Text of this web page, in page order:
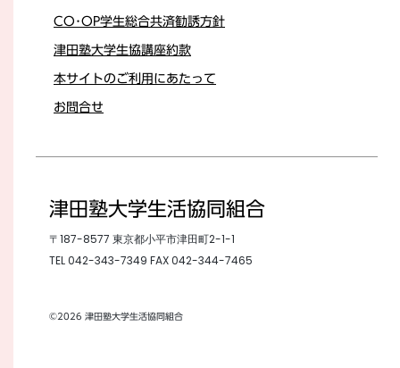
CO･OP学生総合共済勧誘方針
津田塾大学生協講座約款
本サイトのご利用にあたって
お問合せ
津田塾大学生活協同組合
〒187-8577 東京都小平市津田町2-1-1
TEL042-343-7349 FAX 042-344-7465
©2026 津田塾大学生活協同組合